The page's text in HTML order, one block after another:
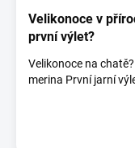
Velikonoce v
první výlet?
Velikonoce na
merina První jarní